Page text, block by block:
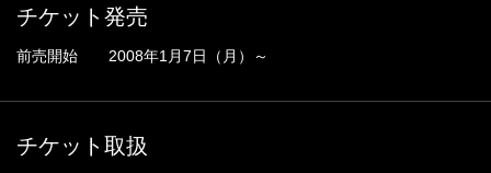
チケット発売
前売開始 2008年1月7日（月）～
チケット取扱